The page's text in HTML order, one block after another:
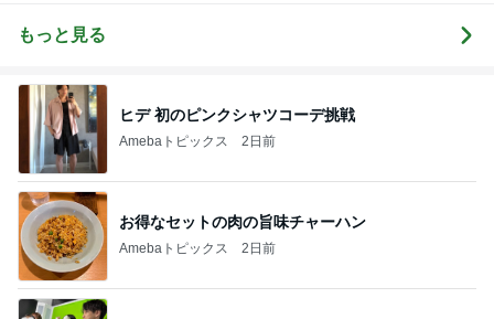
もっと見る
ヒデ 初のピンクシャツコーデ挑戦
Amebaトピックス 2日前
お得なセットの肉の旨味チャーハン
Amebaトピックス 2日前